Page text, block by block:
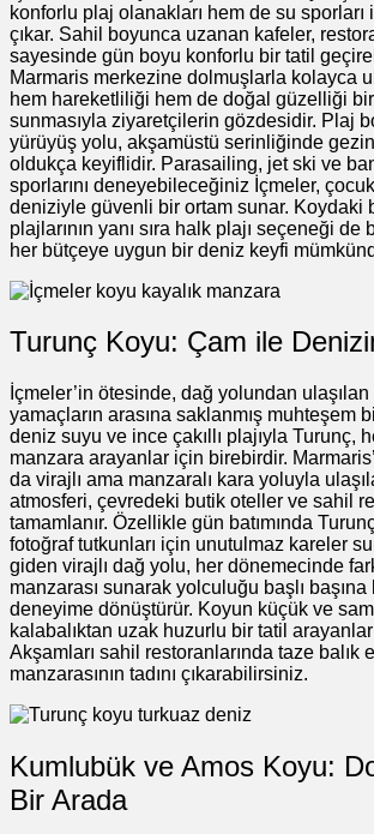
konforlu plaj olanakları hem de su sporları
çıkar. Sahil boyunca uzanan kafeler,
sayesinde gün boyu konforlu bir tatil
Marmaris merkezine dolmuşlarla kolayca
hem hareketliliği hem de doğal güzelliği
sunmasıyla ziyaretçilerin gözdesidir. Plaj
yürüyüş yolu, akşamüstü serinliğinde
oldukça keyiflidir. Parasailing, jet ski ve
sporlarını deneyebileceğiniz İçmeler,
deniziyle güvenli bir ortam sunar. Koydaki
plajlarının yanı sıra halk plajı seçeneği
her bütçeye uygun bir deniz keyfi
Turunç Koyu: Çam ile
İçmeler’in ötesinde, dağ yolundan
yamaçların arasına saklanmış muhteşem
deniz suyu ve ince çakıllı plajıyla Turunç,
manzara arayanlar için birebirdir.
da virajlı ama manzaralı kara yoluyla
atmosferi, çevredeki butik oteller ve sahil
tamamlanır. Özellikle gün batımında
fotoğraf tutkunları için unutulmaz kareler
giden virajlı dağ yolu, her dönemecinde
manzarası sunarak yolculuğu başlı
deneyime dönüştürür. Koyun küçük ve
kalabalıktan uzak huzurlu bir tatil
Akşamları sahil restoranlarında taze balık
manzarasının tadını çıkarabilirsiniz.
Kumlubük ve Amos Koyu:
Bir Arada